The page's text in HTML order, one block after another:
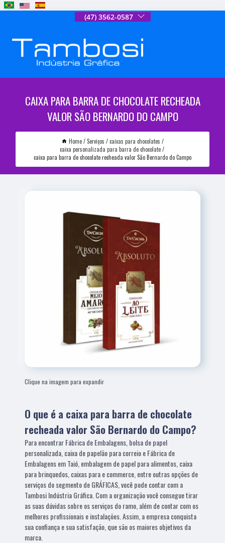
(47) 3562-0587
CAIXA PARA BARRA DE CHOCOLATE RECHEADA
VALOR SÃO BERNARDO DO CAMPO
Home Serviços
caixas para chocolates
caixa personalizada para barra de chocolate
caixa para barra de chocolate recheada valor São Bernardo do Campo
Clique na imagem para expandir
O que é a caixa para barra de chocolate
recheada valor São Bernardo do Campo?
Para encontrar Fábrica de Embalagens, bolsa de papel
personalizada, caixa de papelão para correio e Fábrica de
Embalagens em Taió, embalagem de papel para alimentos, caixa
para brinquedos, caixas para e commerce, entre outras opções de
serviços do segmento de GRÁFICAS, você pode contar com a
Tambosi Indústria Gráfica. Com a organização você consegue tirar
as suas dúvidas sobre os serviços do ramo, além de contar com os
melhores profissionais e instalações. Assim, a empresa conquista
sua confiança e sua satisfação, que são os maiores objetivos da
marca.